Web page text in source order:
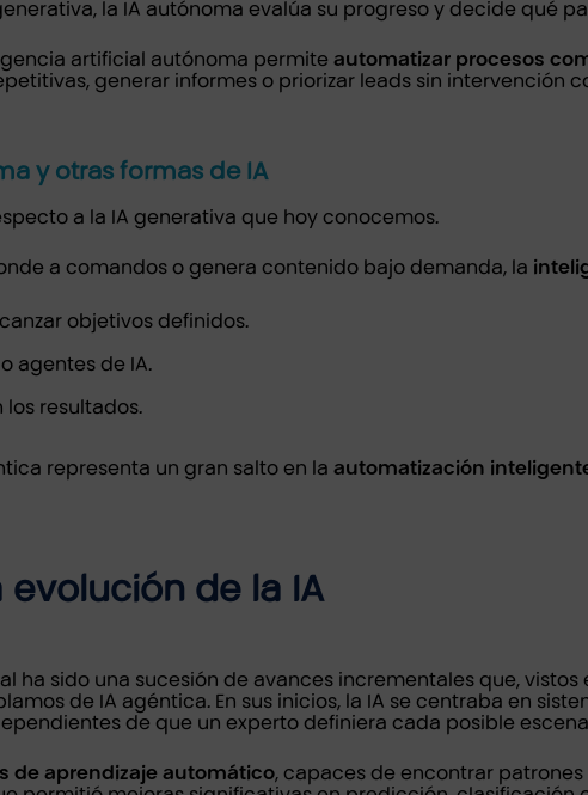
la IA autónoma evalúa su progreso y decide qué
artificial autónoma permite automatizar procesos
generar informes o priorizar leads sin intervención
y otras formas de IA
a la IA generativa que hoy conocemos.
a comandos o genera contenido bajo demanda, la
objetivos definidos.
agentes de IA.
resultados.
representa un gran salto en la automatización
de la IA
ha sido una sucesión de avances incrementales que, vistos
de IA agéntica. En sus inicios, la IA se centraba en
de que un experto definiera cada posible
de aprendizaje automático, capaces de encontrar patrones